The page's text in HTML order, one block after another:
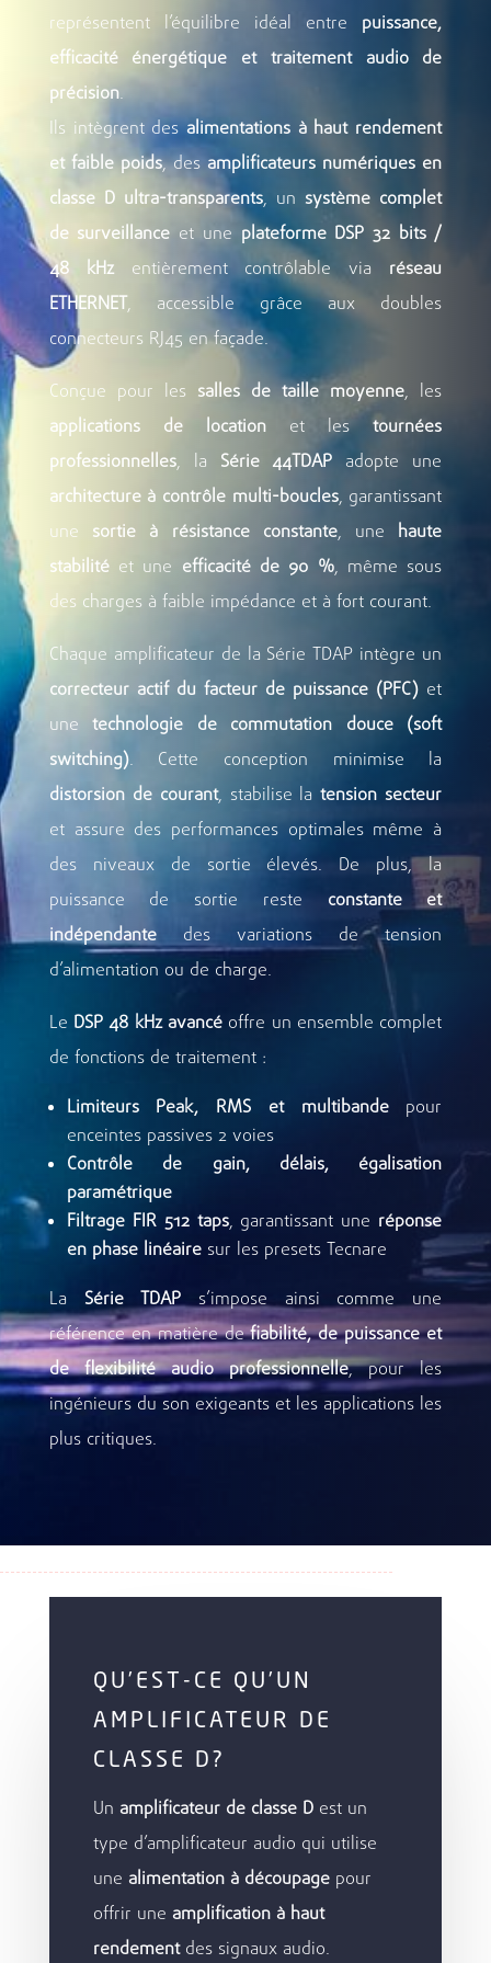
représentent l’équilibre idéal entre puissance,
efficacité énergétique et traitement audio de
précision.
Ils intègrent desalimentations à haut rendement
et faible poids, desamplificateurs numériques en
classe D ultra-transparents, un système complet
de surveillance et une plateforme DSP 32 bits /
48 kHzentièrement contrôlable via réseau
ETHERNET, accessible grâce aux doubles
connecteurs RJ45 en façade.
Conçue pour les salles de taille moyenne, les
applications de locationet lestournées
professionnelles, la Série 44TDAP adopte une
architecture à contrôle multi-boucles, garantissant
une sortie à résistance constante, une haute
stabilitéet une efficacité de 90 %, même sous
des charges à faible impédance et à fort courant.
Chaque amplificateur de la Série TDAP intègre un
correcteur actif du facteur de puissance (PFC) et
unetechnologie de commutation douce (soft
switching). Cette conception minimise la
distorsion de courant, stabilise latension secteur
et assure des performances optimales même à
des niveaux de sortie élevés. De plus, la
puissance de sortie reste constante et
indépendantedes variations de tension
d’alimentation ou de charge.
Le DSP 48 kHz avancé offre un ensemble complet
de fonctions de traitement :
Limiteurs Peak, RMS et multibandepour
enceintes passives 2 voies
Contrôle de gain, délais, égalisation
paramétrique
Filtrage FIR 512 taps, garantissant une réponse
en phase linéairesur les presets Tecnare
La Série TDAPs’impose ainsi comme une
référence en matière defiabilité, de puissance et
de flexibilité audio professionnelle, pour les
ingénieurs du son exigeants et les applications les
plus critiques.
QU’EST-CE QU’UN
AMPLIFICATEUR DE
CLASSE D?
Un amplificateur de classe Dest un
type d’amplificateur audio qui utilise
une alimentation à découpagepour
offrir une amplification à haut
rendementdes signaux audio.